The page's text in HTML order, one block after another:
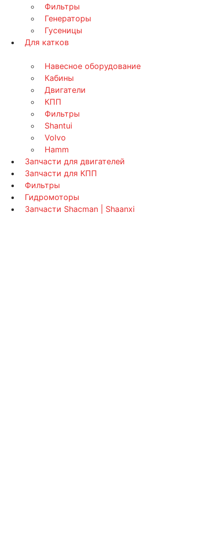
Фильтры
Генераторы
Гусеницы
Для катков
Навесное оборудование
Кабины
Двигатели
КПП
Фильтры
Shantui
Volvo
Hamm
Запчасти для двигателей
Запчасти для КПП
Фильтры
Гидромоторы
Запчасти Shacman | Shaanxi